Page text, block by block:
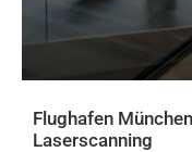
Flughafen
Laserscanning